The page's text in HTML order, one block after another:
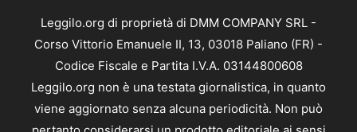
Leggilo.org di proprietà di DMM COMPANY SRL -
Corso Vittorio Emanuele II, 13, 03018 Paliano (FR) -
Codice Fiscale e Partita I.V.A. 03144800608
Leggilo.org non è una testata giornalistica, in quanto
viene aggiornato senza alcuna periodicità. Non può